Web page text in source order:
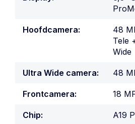
Hoofdcamera:
48
Tele
Wide
Ultra Wide camera: 48
Frontcamera: 18
Chip: A19